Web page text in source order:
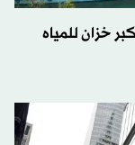
خزان للمياه